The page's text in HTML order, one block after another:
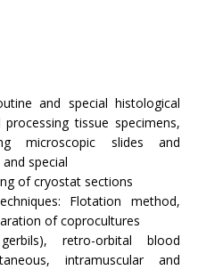
and special histological
tissue specimens,
microscopic slides and
special
of cryostat sections
Flotation method,
of coprocultures
retro-orbital blood
intramuscular and